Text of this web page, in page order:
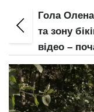
Майже
труси і
планом